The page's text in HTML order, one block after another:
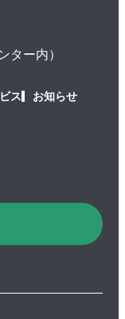
ター内）
ス お知らせ